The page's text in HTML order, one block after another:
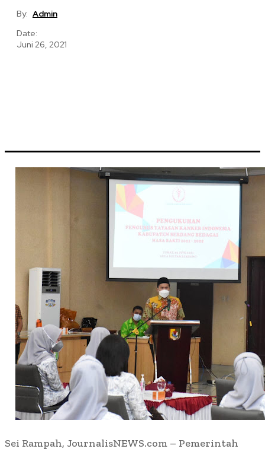
By: Admin
Date:
Juni 26, 2021
Sei Rampah, JournalisNEWS.com – Pemerintah